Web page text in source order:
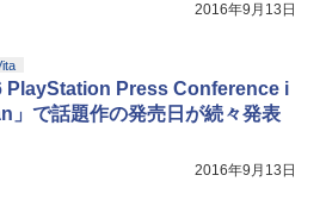
Amazon.co.jp限定】劇場版モノノ怪
三章 蛇神 (オリジナル特典:オリジナル
、十翼より来たる！スタジオ描き下ろ
2016年9月13日
PlayStation Press Conference i
」で話題作の発売日が続々発表
2016年9月13日